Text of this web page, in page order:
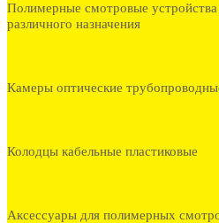
Полимерные смотровые устройства
различного назначения
Камеры оптические
Колодцы кабельные пластиковые
Аксессуары для полимерных